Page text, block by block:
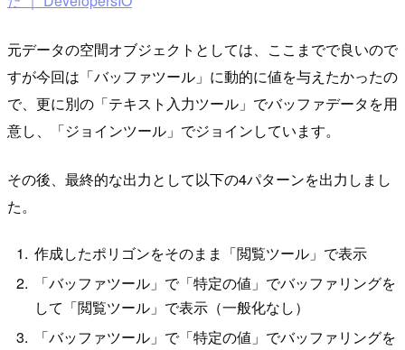
元データの空間オブジェクトとしては、ここまでで良いので
すが今回は「バッファツール」に動的に値を与えたかったの
で、更に別の「テキスト入力ツール」でバッファデータを用
意し、「ジョインツール」でジョインしています。
その後、最終的な出力として以下の4パターンを出力しまし
た。
作成したポリゴンをそのまま「閲覧ツール」で表示
「バッファツール」で「特定の値」でバッファリングを
して「閲覧ツール」で表示（一般化なし）
「バッファツール」で「特定の値」でバッファリングを